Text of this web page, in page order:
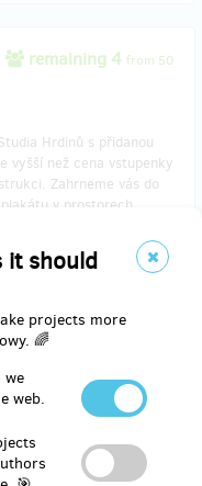
it should
projects more
🌈
web.
remaining 4 from 50
Hrdinů s přidanou
vyšší než cena vstupenky
Zahrneme vás do
v prostorech
after the Hithit project
remaining 4 from 10